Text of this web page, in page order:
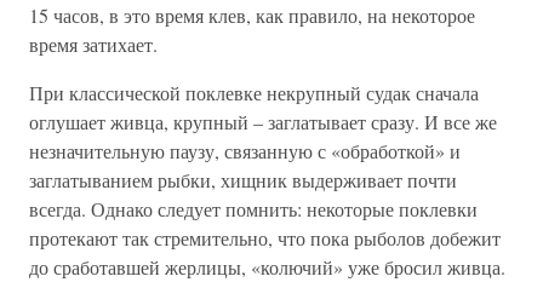
15 часов, в это время клев, как правило, на некоторое
время затихает.
При классической поклевке некрупный судак сначала
оглушает живца, крупный – заглатывает сразу. И все же
незначительную паузу, связанную с «обработкой» и
заглатыванием рыбки, хищник выдерживает почти
всегда. Однако следует помнить: некоторые поклевки
протекают так стремительно, что пока рыболов добежит
до сработавшей жерлицы, «колючий» уже бросил живца.